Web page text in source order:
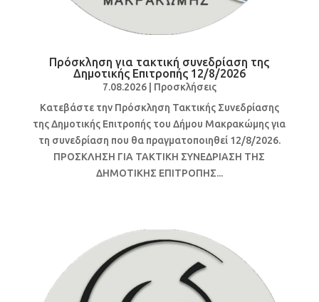
Πρόσκληση για τακτική συνεδρίαση της
Δημοτικής Επιτροπής 12/8/2026
7.08.2026| Προσκλήσεις
Κατεβάστε την Πρόσκληση Τακτικής Συνεδρίασης
της Δημοτικής Επιτροπής του Δήμου Μακρακώμης για
τη συνεδρίαση που θα πραγματοποιηθεί 12/8/2026.
ΠΡΟΣΚΛΗΣΗ ΓΙΑ ΤΑΚΤΙΚΗ ΣΥΝΕΔΡΙΑΣΗ ΤΗΣ
ΔΗΜΟΤΙΚΗΣ ΕΠΙΤΡΟΠΗΣ...